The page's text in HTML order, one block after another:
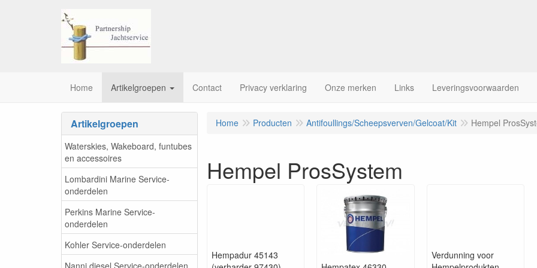
Home Artikelgroepen Contact Privacy verklaring Onze merken Links Leveringsvoorwaarden
Artikelgroepen
Waterskies, Wakeboard, funtubes
en accessoires
Lombardini Marine Service-
onderdelen
Perkins Marine Service-
onderdelen
Kohler Service-onderdelen
Nanni diesel Service-onderdelen
Home Producten Antifoullings/Scheepsverven/Gelcoat/Kit Hempel
Hempel ProsSystem
Hempadur 45143
Verdunning voor